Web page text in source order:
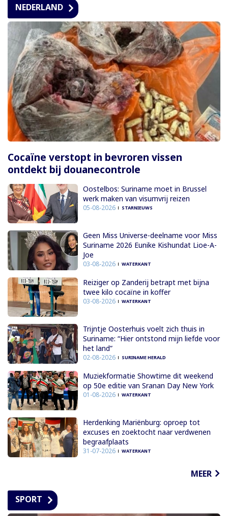
NEDERLAND
Cocaïne verstopt in bevroren vissen
ontdekt bij douanecontrole
Oostelbos: Suriname moet in Brussel
werk maken van visumvrij reizen
05-08-2026 STARNIEUWS
Geen Miss Universe-deelname voor Miss
Suriname 2026 Eunike Kishundat Lioe-A-
Joe
03-08-2026 WATERKANT
Reiziger op Zanderij betrapt met bijna
twee kilo cocaïne in koffer
03-08-2026 WATERKANT
Trijntje Oosterhuis voelt zich thuis in
Suriname: “Hier ontstond mijn liefde voor
het land”
02-08-2026 SURINAME HERALD
Muziekformatie Showtime dit weekend
op 50e editie van Sranan Day New York
01-08-2026 WATERKANT
Herdenking Mariënburg: oproep tot
excuses en zoektocht naar verdwenen
begraafplaats
31-07-2026 WATERKANT
MEER
SPORT